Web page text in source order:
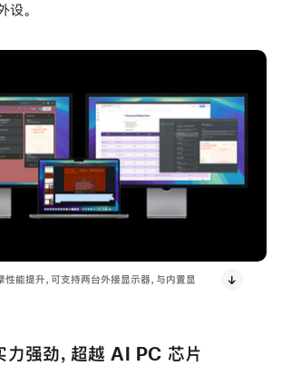
设。
能提升，可支持两台外接显示器，与内置显
力强劲，超越 AI PC 芯片